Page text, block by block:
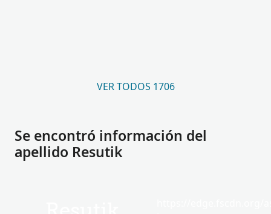
VER TODOS 1706
Se encontró información del
apellido Resutik